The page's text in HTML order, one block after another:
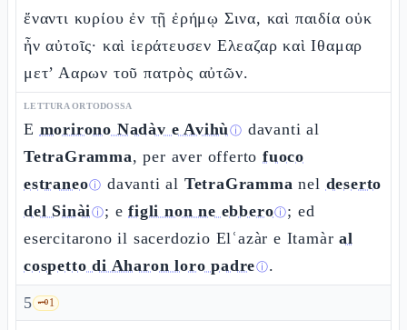
ἔναντι κυρίου ἐν τῇ ἐρήμῳ Σινα, καὶ παιδία οὐκ
ἦν αὐτοῖς· καὶ ἱεράτευσεν Ελεαζαρ καὶ Ιθαμαρ
μετ’ Ααρων τοῦ πατρὸς αὐτῶν.
LETTURA ORTODOSSA
E morirono Nadàv e Avihùⓘ davanti al
TetraGramma, per aver offertofuoco
estraneoⓘ davanti al TetraGramma nel deserto
del Sinàiⓘ; efigli non ne ebberoⓘ; ed
esercitarono il sacerdozio Elʿazàr e Itamàral
cospetto di Aharon loro padreⓘ.
5 🗝️1